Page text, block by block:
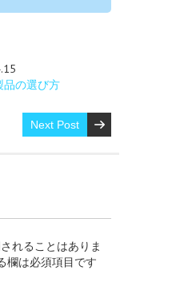
品の選び方
Next Post
れることはありま
欄は必須項目です